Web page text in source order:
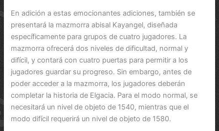
En adición a estas emocionantes adiciones, también se
presentará la mazmorra abisal Kayangel, diseñada
específicamente para grupos de cuatro jugadores. La
mazmorra ofrecerá dos niveles de dificultad, normal y
difícil, y contará con cuatro puertas para permitir a los
jugadores guardar su progreso. Sin embargo, antes de
poder acceder a la mazmorra, los jugadores deberán
completar la historia de Elgacia. Para el modo normal, se
necesitará un nivel de objeto de 1540, mientras que el
modo difícil requerirá un nivel de objeto de 1580.